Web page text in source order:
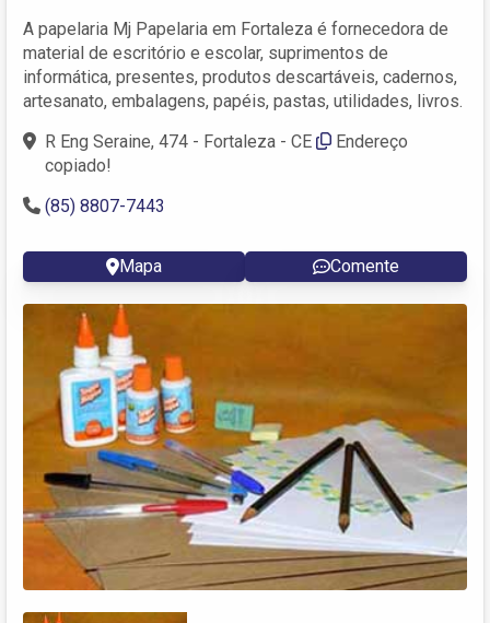
A papelaria Mj Papelaria em Fortaleza é fornecedora de
material de escritório e escolar, suprimentos de
informática, presentes, produtos descartáveis, cadernos,
artesanato, embalagens, papéis, pastas, utilidades, livros.
R Eng Seraine, 474 - Fortaleza - CE
Endereço
copiado!
(85) 8807-7443
Mapa Comente